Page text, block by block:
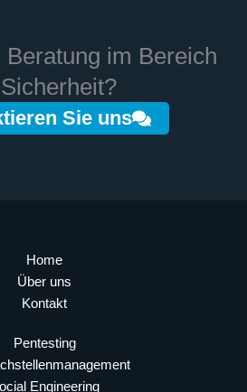
im Bereich
Sie uns
Home
Über uns
Kontakt
Pentesting
Engineering